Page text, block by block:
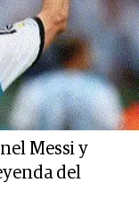
Messi y
del